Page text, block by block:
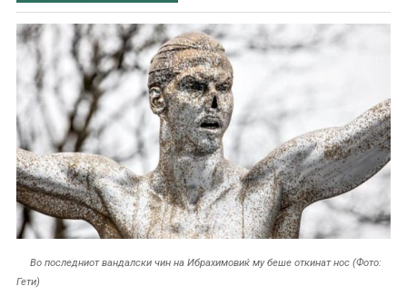
Во последниот вандалски чин на Ибрахимовиќ му беше откинат нос (Фото:
Гети)